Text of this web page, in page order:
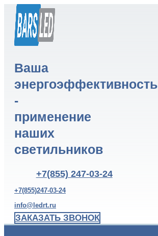
Ваша
энергоэффективность
-
применение
наших
светильников
+7(855) 247-03-24
+7(855)247-03-24
info@ledrt.ru
ЗАКАЗАТЬ ЗВОНОК